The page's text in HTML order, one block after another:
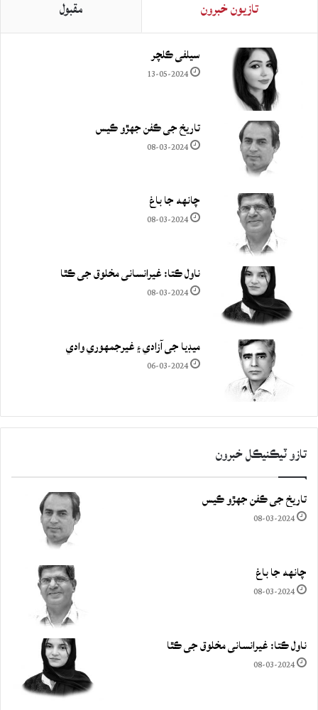
تازيون خبرون مقبول
سيلفي ڪلچر
13-05-2024
تاريخ جي ڪفن جھڙو ڪيس
08-03-2024
چانهه جا باغ
08-03-2024
ناول ڪتا: غيرانساني مخلوق جي ڪٿا
08-03-2024
ميڊيا جي آزادي ۽ غيرجمھوري وادي
06-03-2024
تازو ٽيڪنيڪل خبرون
تاريخ جي ڪفن جھڙو ڪيس
08-03-2024
چانهه جا باغ
08-03-2024
ناول ڪتا: غيرانساني مخلوق جي ڪٿا
08-03-2024